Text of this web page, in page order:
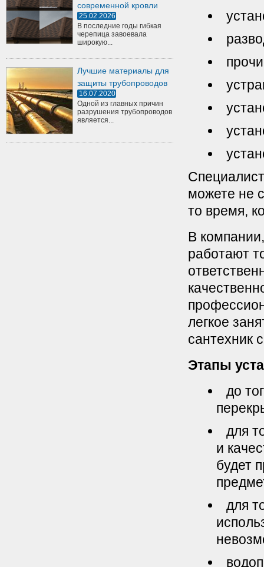
современной кровли
25.02.2026
В последние годы гибкая
черепица завоевала
широкую...
Лучшие материалы для
защиты трубопроводов
16.07.2020
Одной из главных причин
разрушения трубопроводов
является...
можете не
то время,
В
работают
легкое
сантехник
Этапы
до
для
и
будет
для